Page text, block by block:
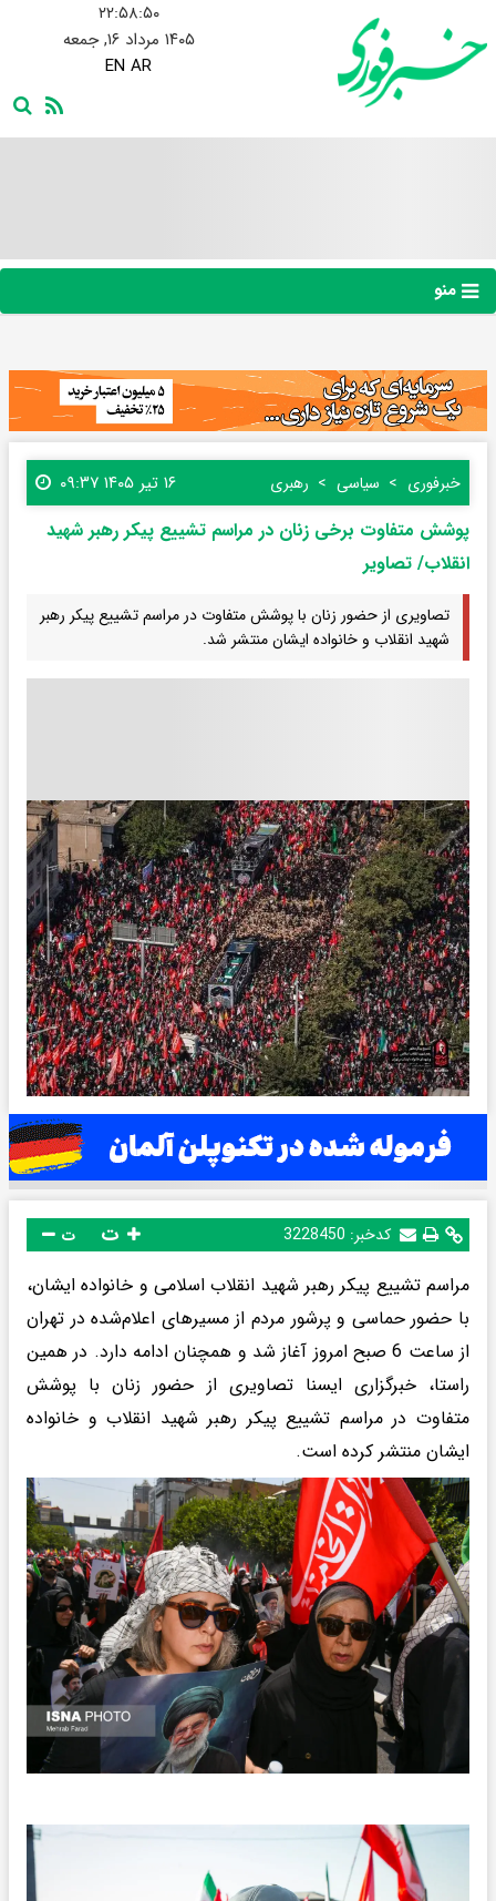
۲۲:۵۸:۵۱
۱۴۰۵ مرداد ۱۶, جمعه
EN AR
منو
خبرفوری سیاسی رهبری ۱۶ تیر ۱۴۰۵ ۰۹:۳۷
پوشش متفاوت برخی زنان در مراسم تشییع پیکر رهبر شهید
انقلاب/ تصاویر
تصاویری از حضور زنان با پوشش متفاوت در مراسم تشییع پیکر رهبر
شهید انقلاب و خانواده ایشان منتشر شد.
کدخبر: 3228450 ت
مراسم تشییع پیکر رهبر شهید انقلاب اسلامی و خانواده ایشان،
با حضور حماسی و پرشور مردم از مسیرهای اعلام‌شده در تهران
از ساعت 6 صبح امروز آغاز شد و همچنان ادامه دارد. در همین
راستا، خبرگزاری ایسنا تصاویری از حضور زنان با پوشش
متفاوت در مراسم تشییع پیکر رهبر شهید انقلاب و خانواده
ایشان منتشر کرده است.